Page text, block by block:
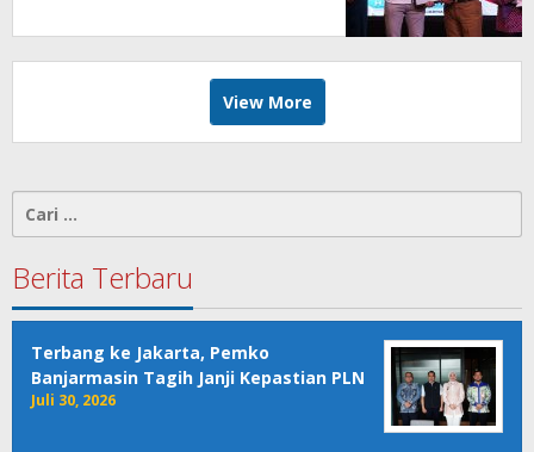
View More
Cari
Berita Terbaru
Terbang ke Jakarta, Pemko
Banjarmasin Tagih Janji Kepastian PLN
Juli 30, 2026